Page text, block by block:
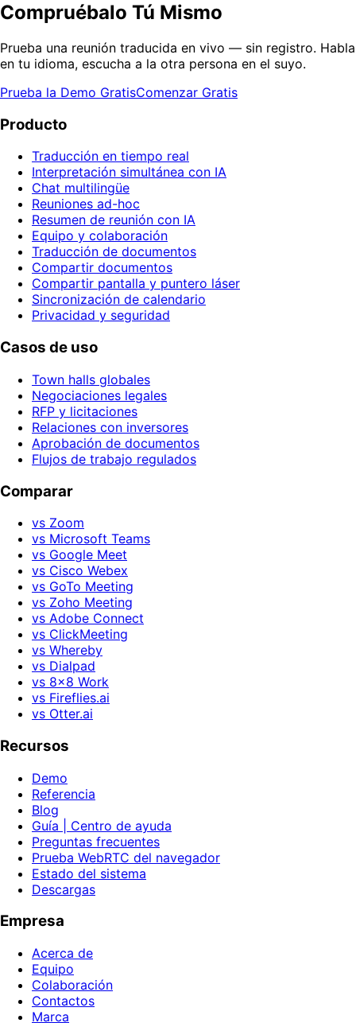
Compruébalo Tú Mismo
Prueba una reunión traducida en vivo — sin registro. Habla
en tu idioma, escucha a la otra persona en el suyo.
Prueba la Demo GratisComenzar Gratis
Producto
Traducción en tiempo real
Interpretación simultánea con IA
Chat multilingüe
Reuniones ad-hoc
Resumen de reunión con IA
Equipo y colaboración
Traducción de documentos
Compartir documentos
Compartir pantalla y puntero láser
Sincronización de calendario
Privacidad y seguridad
Casos de uso
Town halls globales
Negociaciones legales
RFP y licitaciones
Relaciones con inversores
Aprobación de documentos
Flujos de trabajo regulados
Comparar
vs Zoom
vs Microsoft Teams
vs Google Meet
vs Cisco Webex
vs GoTo Meeting
vs Zoho Meeting
vs Adobe Connect
vs ClickMeeting
vs Whereby
vs Dialpad
vs 8x8 Work
vs Fireflies.ai
vs Otter.ai
Recursos
Demo
Referencia
Blog
Guía | Centro de ayuda
Preguntas frecuentes
Prueba WebRTC del navegador
Estado del sistema
Descargas
Empresa
Acerca de
Equipo
Colaboración
Contactos
Marca